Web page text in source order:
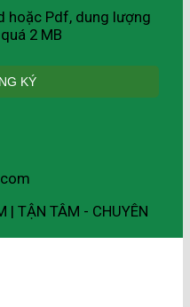
hoặc Pdf, dung lượng
2 MB
| TẬN TÂM - CHUYÊN